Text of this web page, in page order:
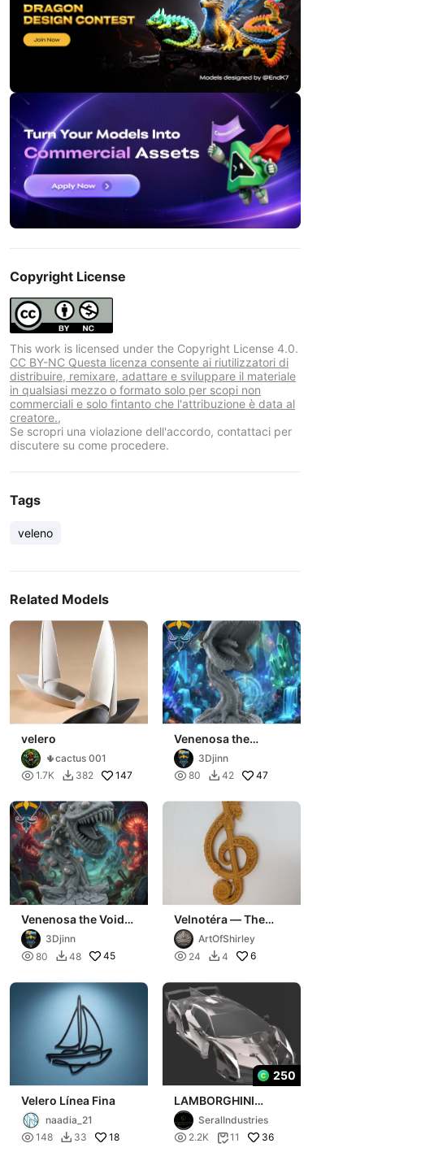
Copyright License
This work is licensed under the Copyright License 4.0.
CC BY-NC Questa licenza consente ai riutilizzatori di
distribuire, remixare, adattare e sviluppare il materiale
in qualsiasi mezzo o formato solo per scopi non
commerciali e solo fintanto che l'attribuzione è data al
creatore.,
Se scropri una violazione dell'accordo, contattaci per
discutere su come procedere.
Tags
veleno
Related Models
velero
🌵cactus 001
 1.7K  382 147
Venenosa the
Trapper
3Djinn
 80  42 47
Venenosa the Void-
Trap 3Djinn
 80  48 45
Velnotéra — The
Note That Refused to
FadeArtOfShirley
 24  4 6
Velero Línea Fina
naadia_21
 148  33 18
250
LAMBORGHINI
VENENO RC BODY
SeralIndustries
 2.2K 11 36